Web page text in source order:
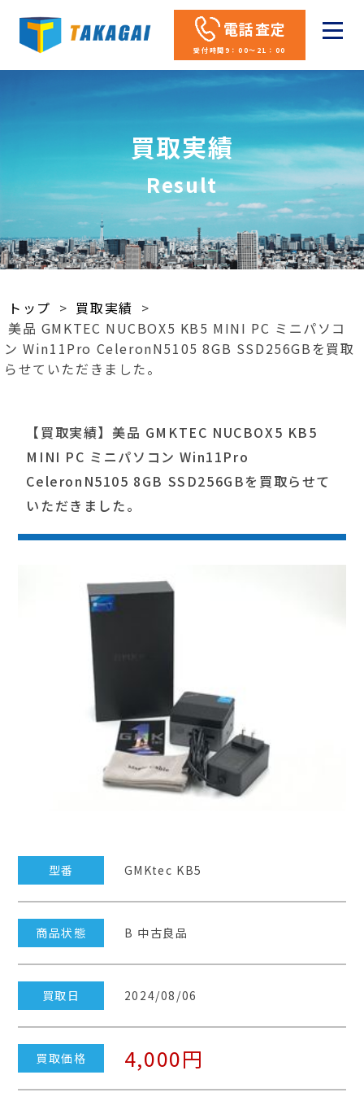
電話査定
受付時間9：00～21：00
買取実績
Result
トップ > 買取実績 >
美品 GMKTEC NUCBOX5 KB5 MINI PC ミニパソコ
ン Win11Pro CeleronN5105 8GB SSD256GBを買取
らせていただきました。
【買取実績】美品 GMKTEC NUCBOX5 KB5
MINI PC ミニパソコン Win11Pro
CeleronN5105 8GB SSD256GBを買取らせて
いただきました。
型番 GMKtec KB5
商品状態 B 中古良品
買取日 2024/08/06
買取価格 4,000円